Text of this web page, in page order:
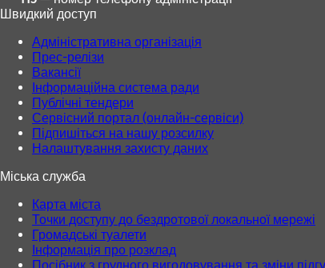
Швидкий доступ
Адміністративна організація
Прес-релізи
Вакансії
Інформаційна система ради
Публічні тендери
Сервісний портал (онлайн-сервіси)
Підпишіться на нашу розсилку
Налаштування захисту даних
Міська служба
Карта міста
Точки доступу до бездротової локальної мережі
Громадські туалети
Інформація про розклад